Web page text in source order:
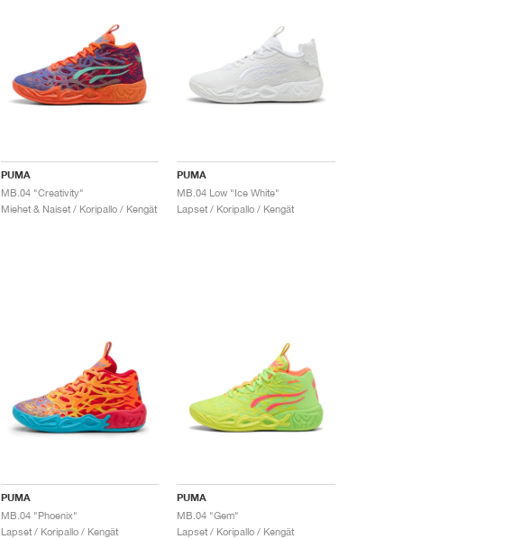
PUMA
MB.04 "Creativity"
Miehet & Naiset / Koripallo / Kengät
PUMA
MB.04 Low "Ice White"
Lapset / Koripallo / Kengät
PUMA
MB.04 "Phoenix"
Lapset / Koripallo / Kengät
PUMA
MB.04 "Gem"
Lapset / Koripallo / Kengät